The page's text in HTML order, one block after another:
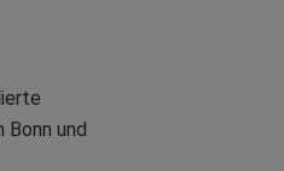
Bonn und